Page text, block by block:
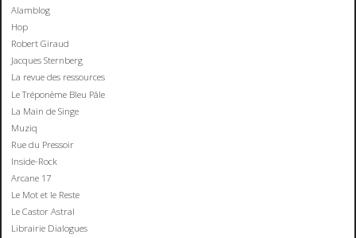
Alamblog
Hop
Robert Giraud
Jacques Sternberg
La revue des ressources
Le Tréponème Bleu Pâle
La Main de Singe
Muziq
Rue du Pressoir
Inside-Rock
Arcane 17
Le Mot et le Reste
Le Castor Astral
Librairie Dialogues